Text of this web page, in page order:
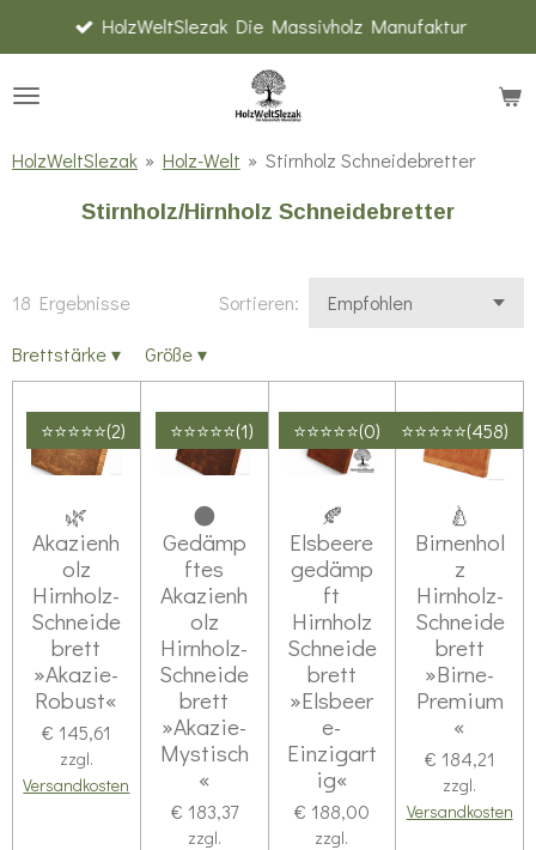
Hauptinhalt
springen
HolzWeltSlezak Die Massivholz Manufaktur
HolzWeltSlezak » Holz-Welt » Stirnholz Schneidebretter
Stirnholz/Hirnholz Schneidebretter
18 Ergebnisse Sortieren:
Brettstärke▾ Größe▾
⭐⭐⭐⭐⭐(2)
🌿
Akazienh
olz
Hirnholz-
Schneide
brett
»Akazie-
Robust«
€ 145,61
zzgl.
Versandkosten
⭐⭐⭐⭐⭐(1)
🌑
Gedämp
ftes
Akazienh
olz
Hirnholz-
Schneide
brett
»Akazie-
Mystisch
«
€ 183,37
zzgl.
⭐⭐⭐⭐⭐(0)
🍂
Elsbeere
gedämp
ft
Hirnholz
Schneide
brett
»Elsbeer
e-
Einzigart
ig«
€ 188,00
zzgl.
⭐⭐⭐⭐⭐(458)
🍐
Birnenhol
z
Hirnholz-
Schneide
brett
»Birne-
Premium
«
€ 184,21
zzgl.
Versandkosten